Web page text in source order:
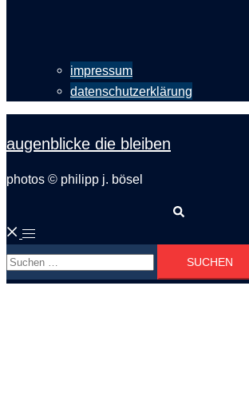
impressum
datenschutzerklärung
augenblicke die bleiben
photos © philipp j. bösel
Menü
umschalten
Suchen
nach: